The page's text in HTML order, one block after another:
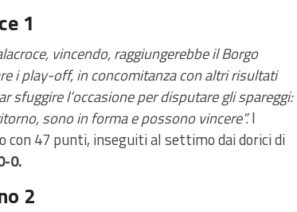
1
vincendo, raggiungerebbe il Borgo
i play-off, in concomitanza con altri risultati
sfuggire l’occasione per disputare gli spareggi:
sono in forma e possono vincere”.I
con 47 punti, inseguiti al settimo dai dorici di
0.
2